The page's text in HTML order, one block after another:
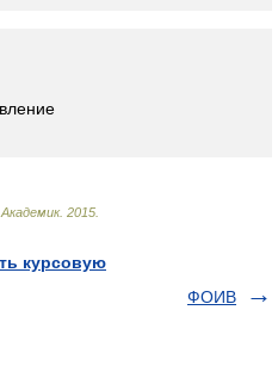
Академик. 2015
курсовую
ФОИВ